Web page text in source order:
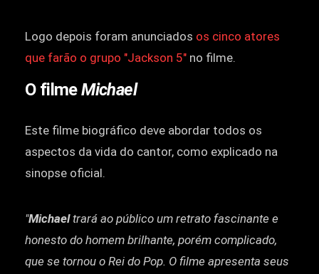
Logo depois foram anunciados os cinco atores
que farão o grupo "Jackson 5" no filme.
O filmeMichael
Este filme biográfico deve abordar todos os
aspectos da vida do cantor, como explicado na
sinopse oficial.
"Michaeltrará ao público um retrato fascinante e
honesto do homem brilhante, porém complicado,
que se tornou o Rei do Pop. O filme apresenta seus